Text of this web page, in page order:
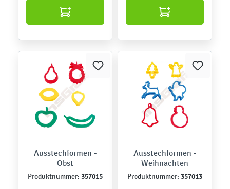
Ausstechformen -
Obst
Produktnummer: 357015
Ausstechformen -
Weihnachten
Produktnummer: 357013